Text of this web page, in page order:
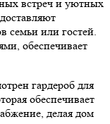
встреч и уютных
семьи или гостей.
обеспечивает
гардероб для
обеспечивает
делая дом